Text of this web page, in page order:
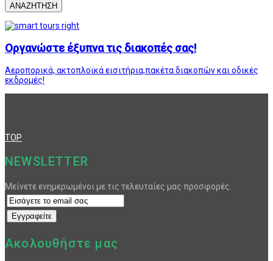
ΑΝΑΖΗΤΗΣΗ
Οργανώστε έξυπνα τις διακοπές σας!
Αεροπορικά, ακτοπλοϊκά εισιτήρια,πακέτα διακοπών και οδικές
εκδρομές!
TOP
NEWSLETTER
Μείνετε ενημερωμένοι με τις τελευταίες μας προσφορές.
Ακολουθήστε μας